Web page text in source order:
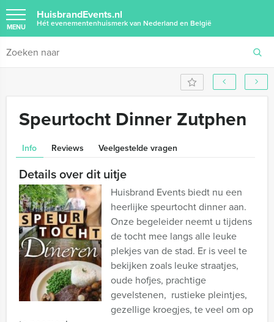
HuisbrandEvents.nl
Hét evenementenhuismerk van Nederland en België
MENU
Speurtocht Dinner Zutphen
Info Reviews Veelgestelde vragen
Details over dit uitje
Huisbrand Events biedt nu een
heerlijke speurtocht dinner aan.
Onze begeleider neemt u tijdens
de tocht mee langs alle leuke
plekjes van de stad. Er is veel te
bekijken zoals leuke straatjes,
oude hofjes, prachtige
gevelstenen, rustieke pleintjes,
gezellige kroegjes, te veel om op